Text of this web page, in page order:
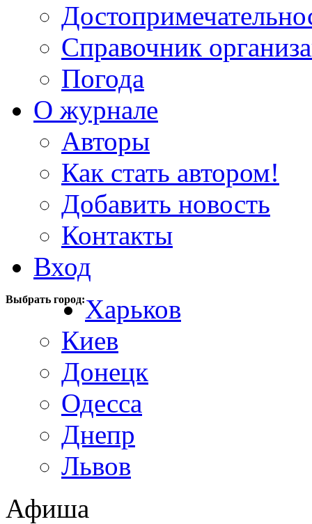
Справочник
Погода
О журнале
Авторы
Как стать автором!
Добавить новость
Контакты
Вход
Выбрать город:Харьков
Киев
Донецк
Одесса
Днепр
Львов
Афиша